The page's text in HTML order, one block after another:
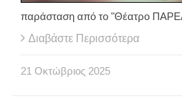
παράσταση από το "Θέατρο
Διαβάστε Περισσότερα
21 Οκτώβριος 2025